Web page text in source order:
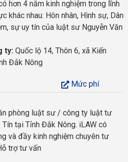
hơn 4 năm kinh nghiệm trong lĩnh
khác nhau: Hôn nhân, Hình sự, Dân
sự uy tín của luật sư Nguyễn Văn
ty: Quốc lộ 14, Thôn 6, xã Kiến
Đắk Nông
Mức phí
phòng luật sư / công ty luật tư
tại Tỉnh Đắk Nông. iLAW có
và đầy kinh nghiệm chuyên tư
trợ tư vấn